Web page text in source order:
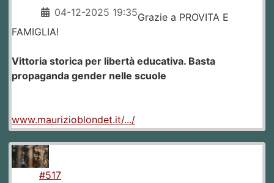
04-12-2025 19:35Grazie a PROVITA E
FAMIGLIA!
Vittoria storica per libertà educativa. Basta
propaganda gender nelle scuole
www.maurizioblondet.it/.../
#517